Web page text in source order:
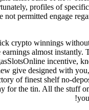
profiles of
not permitted engage
crypto winnings
almost instantly.
incentive,
give designed with
of finest shelf no-
for the tin. All the stuff